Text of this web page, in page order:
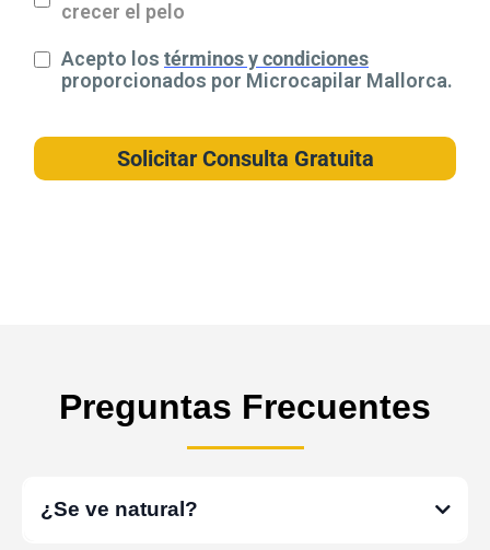
crecer el pelo
Acepto los términos y condiciones
proporcionados por Microcapilar Mallorca.
Solicitar Consulta Gratuita
Preguntas Frecuentes
¿Se ve natural?